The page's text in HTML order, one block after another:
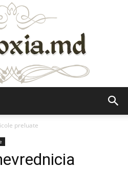
preluate